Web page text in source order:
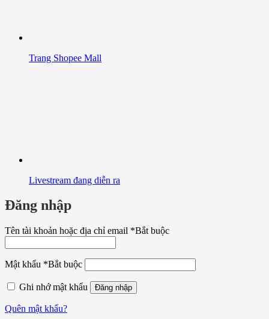
Trang Shopee Mall
Livestream đang diễn ra
Đăng nhập
Tên tài khoản hoặc địa chỉ email *Bắt buộc
Mật khẩu *Bắt buộc
Ghi nhớ mật khẩu Đăng nhập
Quên mật khẩu?